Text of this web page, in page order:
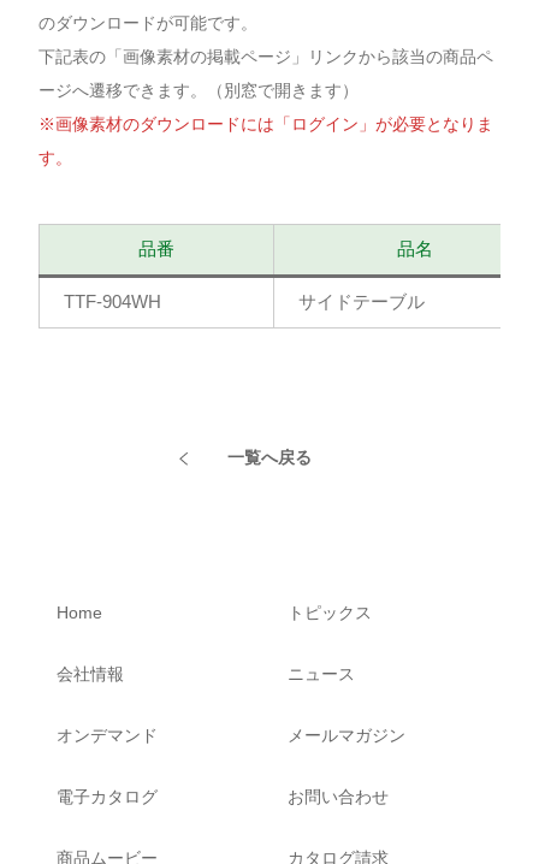
のダウンロードが可能です。
下記表の「画像素材の掲載ページ」リンクから該当の商品ペ
ージへ遷移できます。（別窓で開きます）
※画像素材のダウンロードには「ログイン」が必要となりま
す。
品番 品名
TTF-904WH サイドテーブル
一覧へ戻る
Home
会社情報
オンデマンド
電子カタログ
商品ムービー
トピックス
ニュース
メールマガジン
お問い合わせ
カタログ請求